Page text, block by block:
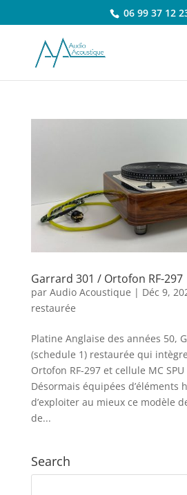
06 99 37 12
Garrard 301 / Ortofon RF-297
par Audio Acoustique | Déc 9,
restaurée
Platine Anglaise des années 50,
(schedule 1) restaurée qui
Ortofon RF-297 et cellule MC SPU
Désormais équipées d’éléments
d’exploiter au mieux ce modèle
de...
Search